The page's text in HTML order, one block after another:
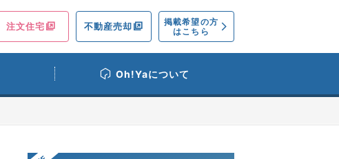
注文住宅 不動産売却
掲載希望の方
はこちら
Oh!Yaについて